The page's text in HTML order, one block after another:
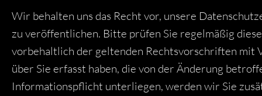
Wir behalten uns das Recht vor, unsere
zu veröffentlichen. Bitte prüfen Sie regelmäßig
vorbehaltlich der geltenden Rechtsvorschriften
über Sie erfasst haben, die von der Änderung
Informationspflicht unterliegen, werden wir Sie